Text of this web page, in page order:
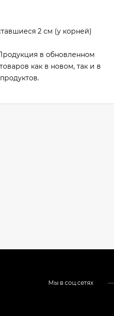
2 см (у корней)
в обновленном
как в новом, так и в
Мы в соц.сетях